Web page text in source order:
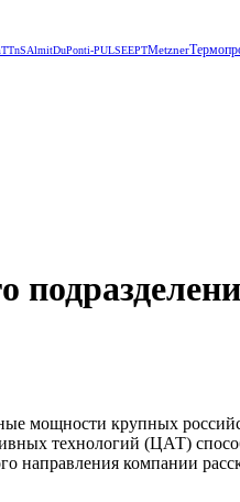
TTnSAlmitDuPonti-PULSEEPTMetzner
мощности крупных
технологий (ЦАТ)
направления компании